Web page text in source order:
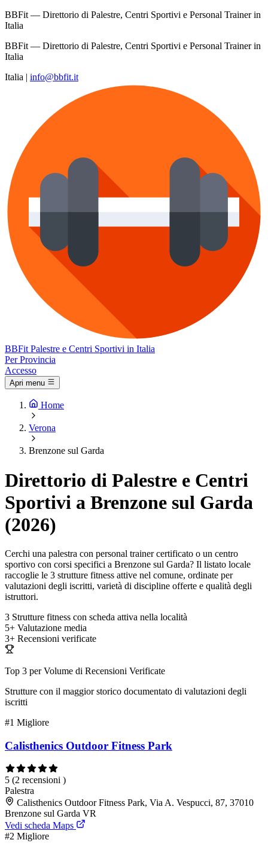
BBFit — Direttorio di Palestre, Centri Sportivi e Personal Trainer in
Italia
BBFit — Direttorio di Palestre, Centri Sportivi e Personal Trainer in
Italia
Italia | info@bbfit.it
BBFit Palestre e Centri Sportivi in Italia
Per Provincia
Accesso
Apri menu
Home
Verona
Brenzone sul Garda
Direttorio di Palestre e Centri
Sportivi a Brenzone sul Garda
(2026)
Cerchi una palestra con personal trainer certificato o un centro
sportivo con corsi specifici a Brenzone sul Garda? Il listato locale
raccoglie le 3 strutture fitness attive nel comune, ordinate per
valutazioni degli iscritti, varietà di discipline offerte e qualità degli
istruttori.
3 Strutture fitness con scheda attiva nella località
5+ Valutazione media
3+ Recensioni verificate
Top 3 per Volume di Recensioni Verificate
Strutture con il maggior storico documentato di valutazioni degli
iscritti
#1 Migliore
Calisthenics Outdoor Fitness Park
5 (2 recensioni )
Palestra
Calisthenics Outdoor Fitness Park, Via A. Vespucci, 87, 37010
Brenzone sul Garda VR
Vedi scheda Maps
#2 Migliore